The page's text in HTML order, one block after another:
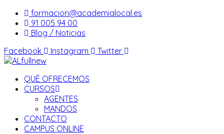
Saltar
contenido
formacion@academialocal.es
91 005 94 00
Blog / Noticias
Facebook
Instagram Twitter
QUÉ OFRECEMOS
CURSOS
AGENTES
MANDOS
CONTACTO
CAMPUS ONLINE